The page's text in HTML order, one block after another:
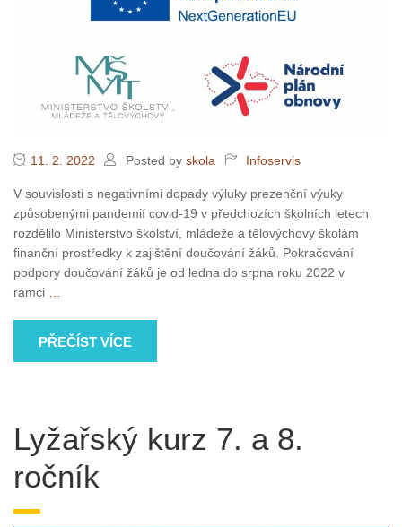
11. 2. 2022 Posted by skola Infoservis
V souvislosti s negativními dopady výluky prezenční výuky
způsobenými pandemií covid-19 v předchozích školních letech
rozdělilo Ministerstvo školství, mládeže a tělovýchovy školám
finanční prostředky k zajištění doučování žáků. Pokračování
podpory doučování žáků je od ledna do srpna roku 2022 v
rámci
PŘEČÍST VÍCE
Lyžařský kurz 7. a 8.
ročník